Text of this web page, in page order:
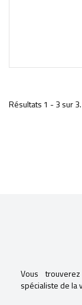
Résultats 1 - 3 sur 3.
Vous
spécialiste de la